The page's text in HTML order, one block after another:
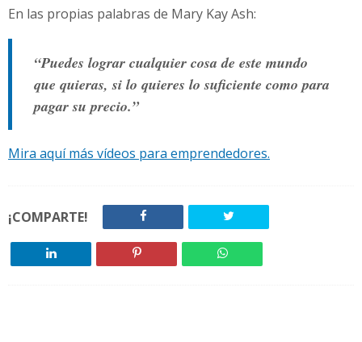
En las propias palabras de Mary Kay Ash:
“Puedes lograr cualquier cosa de este mundo
que quieras, si lo quieres lo suficiente como para
pagar su precio.”
Mira aquí más vídeos para emprendedores.
¡COMPARTE!